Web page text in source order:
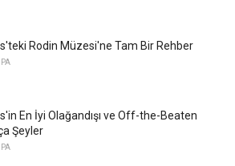
Rodin Müzesi'ne Tam Bir Rehber
En İyi Olağandışı ve Off-the-Beaten
Şeyler